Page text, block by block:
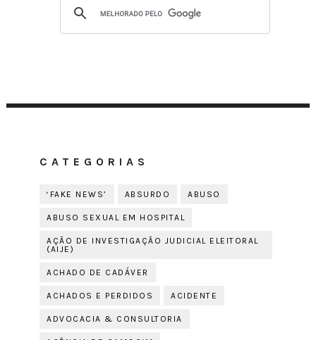
CATEGORIAS
‘FAKE NEWS’ ABSURDO ABUSO
ABUSO SEXUAL EM HOSPITAL
AÇÃO DE INVESTIGAÇÃO JUDICIAL ELEITORAL
(AIJE)
ACHADO DE CADÁVER
ACHADOS E PERDIDOS ACIDENTE
ADVOCACIA & CONSULTORIA